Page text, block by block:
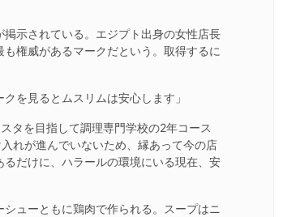
示されている。エジプト出身の女性店長
権威があるマークだという。取得するに
を見るとムスリムは安心します」
タを目指して調理専門学校の2年コース
れが進んでいないため、縁あって今の店
だけに、ハラールの環境にいる現在、安
ューともに鶏肉で作られる。スープはニ